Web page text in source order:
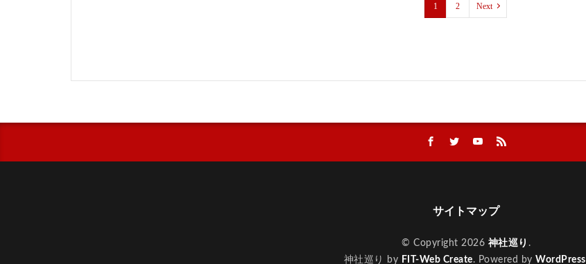
1 2 Next
サイトマップ
© Copyright 2026 神社巡り .
神社巡り by FIT-Web Create. Powered byWordPress